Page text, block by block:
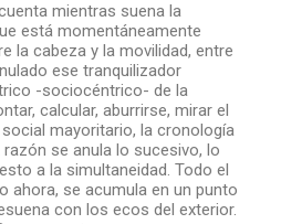
mientras suena la
está momentáneamente
la cabeza y la movilidad, entre
ese tranquilizador
-sociocéntrico- de la
calcular, aburrirse, mirar el
mayoritario, la cronología
se anula lo sucesivo, lo
a la simultaneidad. Todo el
ahora, se acumula en un punto
con los ecos del exterior.